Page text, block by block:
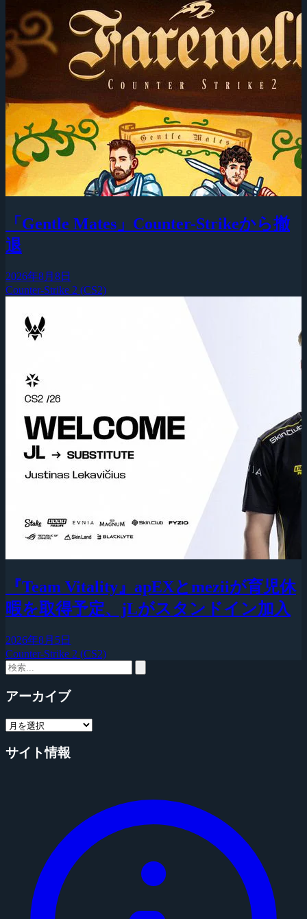
「Gentle Mates」Counter-Strikeから撤
退
2026年8月8日
Counter-Strike 2 (CS2)
『Team Vitality』apEXとmeziiが育児休
暇を取得予定、jLがスタンドイン加入
2026年8月5日
Counter-Strike 2 (CS2)
アーカイブ
サイト情報